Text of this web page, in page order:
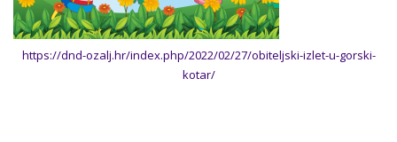
https://dnd-ozalj.hr/index.php/2022/02/27/obiteljski-izlet-u-gorski-
kotar/